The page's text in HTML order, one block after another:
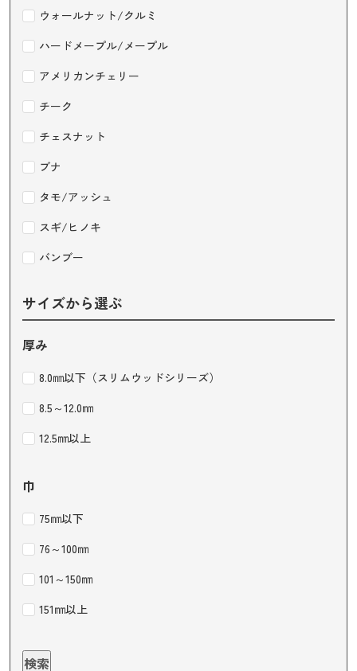
ウォールナット/クルミ
ハードメープル/メープル
アメリカンチェリー
チーク
チェスナット
ブナ
タモ/アッシュ
スギ/ヒノキ
バンブー
サイズから選ぶ
厚み
8.0㎜以下（スリムウッドシリーズ）
8.5～12.0㎜
12.5㎜以上
巾
75㎜以下
76～100㎜
101～150㎜
151㎜以上